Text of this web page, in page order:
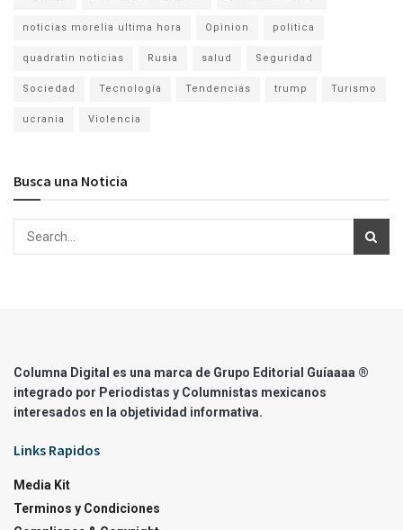
noticias morelia ultima hora Opinion politica
quadratin noticias Rusia salud Seguridad
Sociedad Tecnología Tendencias trump Turismo
ucrania Violencia
Busca una Noticia
Columna Digital es una marca de Grupo Editorial Guíaaaa ®
integrado por Periodistas y Columnistas mexicanos
interesados en la objetividad informativa.
Links Rapidos
Media Kit
Terminos y Condiciones